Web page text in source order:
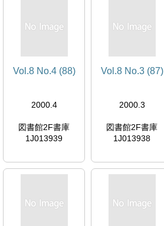
Vol.8 No.4 (88)
2000.4
図書館2F書庫
1J013939
Vol.8 No.3 (87)
2000.3
図書館2F書庫
1J013938